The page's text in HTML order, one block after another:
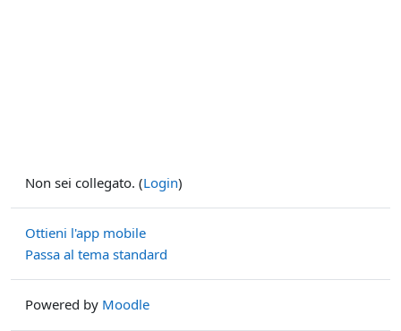
Non sei collegato. (Login)
Ottieni l'app mobile
Passa al tema standard
Powered by Moodle